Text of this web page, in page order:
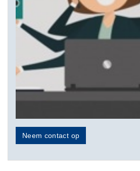
Neem contact op